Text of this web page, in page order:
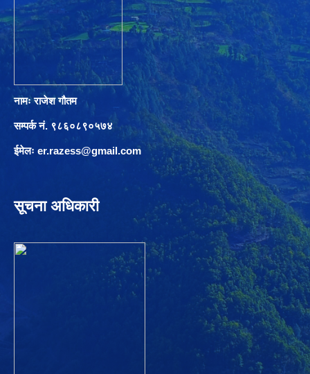
नामः राजेश गौतम
सम्पर्क नं. ९८६०८९०५७४
ईमेलः er.razess@gmail.com
सूचना अधिकारी